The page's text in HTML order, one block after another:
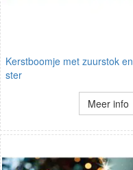
Kerstboomje met zuurstok en
ster
Meer info